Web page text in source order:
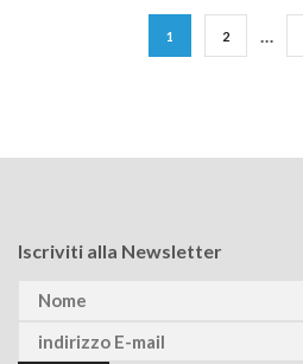
1 2 …
Iscriviti alla Newsletter